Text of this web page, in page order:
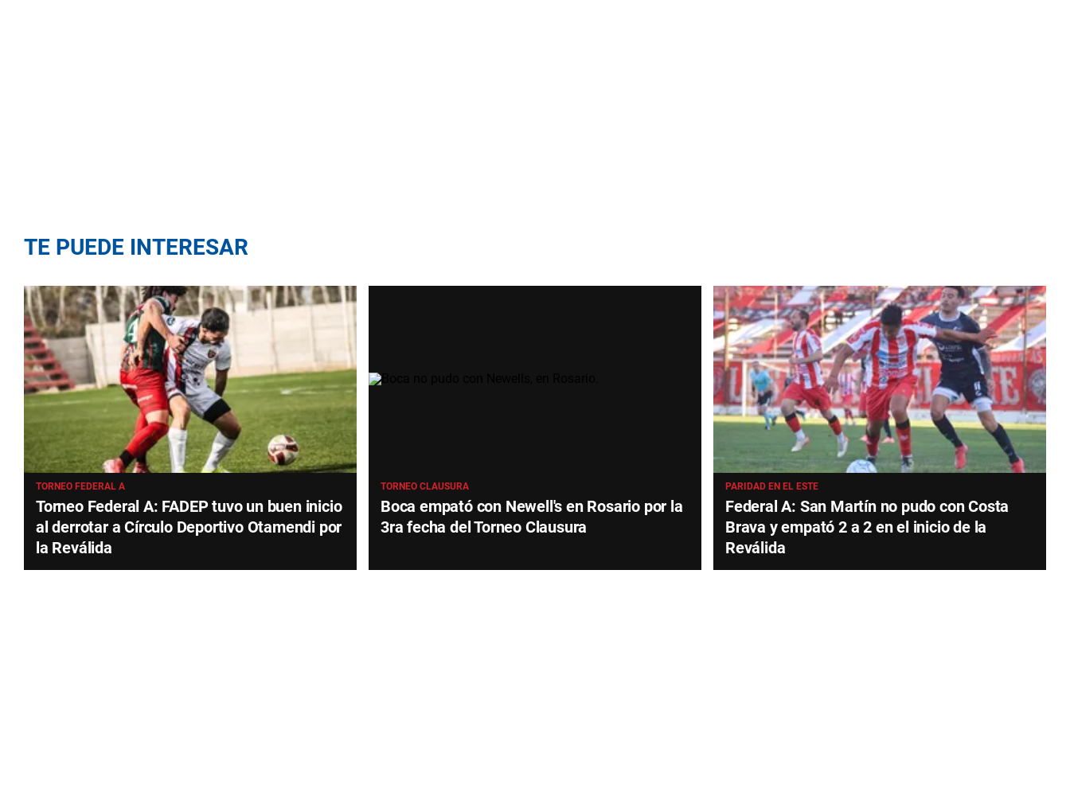
TE PUEDE INTERESAR
TORNEO FEDERAL A
Torneo Federal A: FADEP tuvo un buen inicio
al derrotar a Círculo Deportivo Otamendi por
la Reválida
TORNEO CLAUSURA
Boca empató con Newell's en Rosario por la
3ra fecha del Torneo Clausura
PARIDAD EN EL ESTE
Federal A: San Martín no pudo con Costa
Brava y empató 2 a 2 en el inicio de la
Reválida